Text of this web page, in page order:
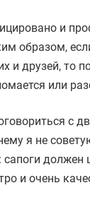
и
образом,
друзей, то
или
с
я не
и очень